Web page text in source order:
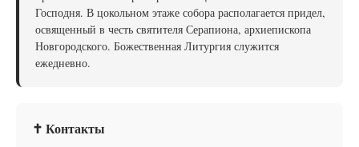
Господня. В цокольном этаже собора располагается придел,
освященный в честь святителя Серапиона, архиепископа
Новгородского. Божественная Литургия служится
ежедневно.
✝ Контакты